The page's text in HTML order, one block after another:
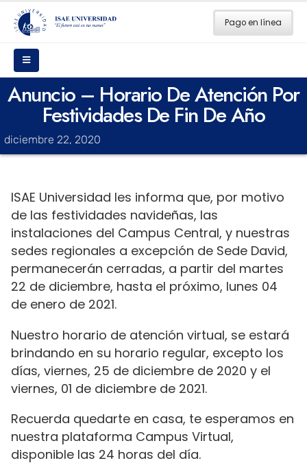
Pago en línea
Anuncio – Horario De Atención Por
Festividades De Fin De Año
diciembre 22, 2020
ISAE Universidad les informa que, por motivo
de las festividades navideñas, las
instalaciones del Campus Central, y nuestras
sedes regionales a excepción de Sede David,
permanecerán cerradas, a partir del martes
22 de diciembre, hasta el próximo, lunes 04
de enero de 2021.
Nuestro horario de atención virtual, se estará
brindando en su horario regular, excepto los
días, viernes, 25 de diciembre de 2020 y el
viernes, 01 de diciembre de 2021.
Recuerda quedarte en casa, te esperamos en
nuestra plataforma Campus Virtual,
disponible las 24 horas del día.